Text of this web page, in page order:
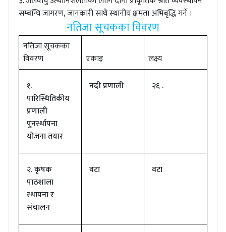
सम्बन्धि जागरण,जानकारी साथै स्थानीय क्षमता अभिबृद्धि गर्ने ।
नतिजा सूचकका विवरण
नतिजा सूचकका
विवरण
एकाइ
लक्ष्य
१.
पारिस्थितिकीय
प्रणाली
पुनर्स्थापना
योजना तयार
नदी प्रणाली २६ .
२. कृषक
पाठशाला
स्थापना र
संचालन
वटा वटा